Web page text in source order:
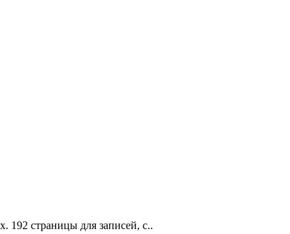
192 страницы для записей, с..